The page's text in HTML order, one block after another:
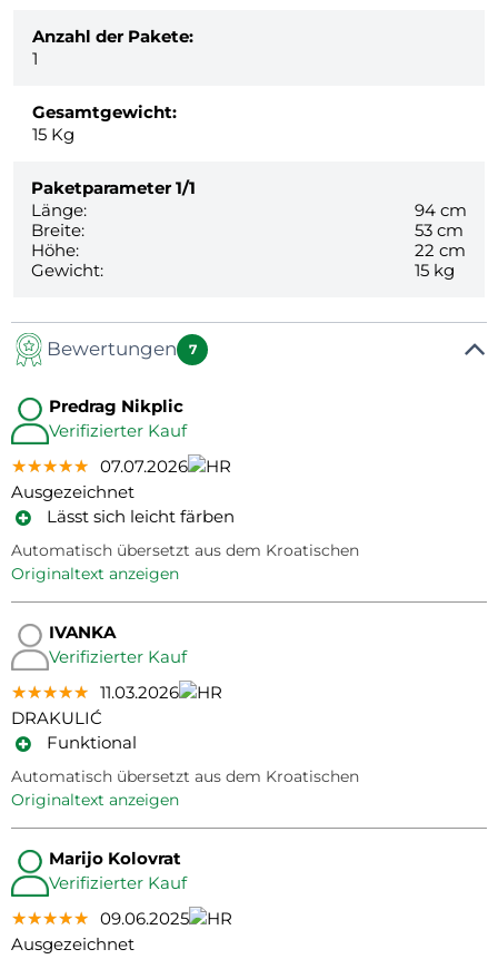
Anzahl der Pakete:
1
Gesamtgewicht:
15 Kg
Paketparameter 1/1
Länge:
94 cm
Breite:
53 cm
Höhe:
22 cm
Gewicht:
15 kg
Bewertungen 7
Predrag Nikplic
Verifizierter Kauf
★★★★★
★★★★★
★★★★★ 07.07.2026
Ausgezeichnet
Lässt sich leicht färben
Automatisch übersetzt aus dem Kroatischen
Originaltext anzeigen
IVANKA
Verifizierter Kauf
★★★★★
★★★★★
★★★★★ 11.03.2026
DRAKULIĆ
Funktional
Automatisch übersetzt aus dem Kroatischen
Originaltext anzeigen
Marijo Kolovrat
Verifizierter Kauf
★★★★★
★★★★★
★★★★★ 09.06.2025
Ausgezeichnet